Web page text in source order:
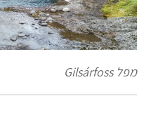
מפל Gilsárfoss